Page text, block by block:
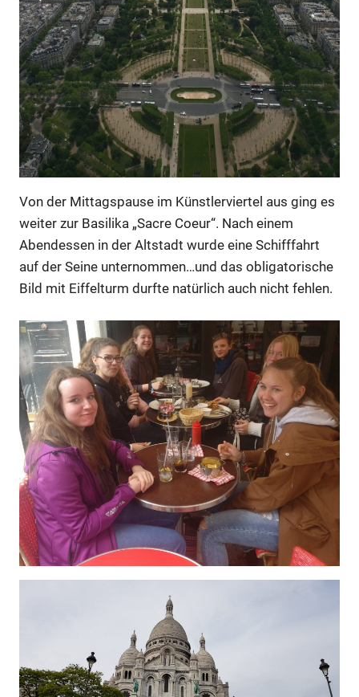
Von der Mittagspause im Künstlerviertel aus ging es
weiter zur Basilika „Sacre Coeur“. Nach einem
Abendessen in der Altstadt wurde eine Schifffahrt
auf der Seine unternommen…und das obligatorische
Bild mit Eiffelturm durfte natürlich auch nicht fehlen.